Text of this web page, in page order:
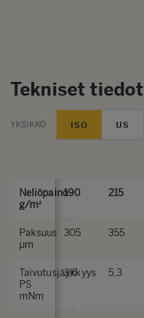
Tekniset tiedot
YKSIKKÖ ISO US
Neliöpaino
g/m²
190 215
Paksuus
µm
305 355
Taivutusjäykkyys
PS
mNm
3,6 5,3